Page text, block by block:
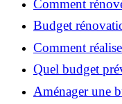
Comment
ruiner ?
Budget
astuces
Comment
maison efficace ?
Quel budget
2026 ?
Aménager une